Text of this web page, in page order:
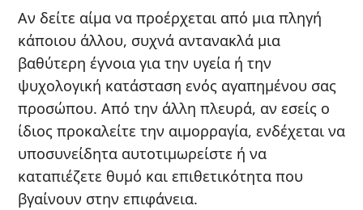
Αν δείτε αίμα να προέρχεται από μια πληγή
κάποιου άλλου, συχνά αντανακλά μια
βαθύτερη έγνοια για την υγεία ή την
ψυχολογική κατάσταση ενός αγαπημένου σας
προσώπου. Από την άλλη πλευρά, αν εσείς ο
ίδιος προκαλείτε την αιμορραγία, ενδέχεται να
υποσυνείδητα αυτοτιμωρείστε ή να
καταπιέζετε θυμό και επιθετικότητα που
βγαίνουν στην επιφάνεια.